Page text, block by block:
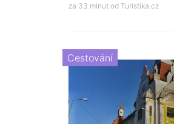
za 33 minut od Turistika.cz
Cestování